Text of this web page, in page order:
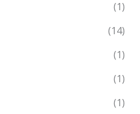
(1)
(14)
(1)
(1)
(1)